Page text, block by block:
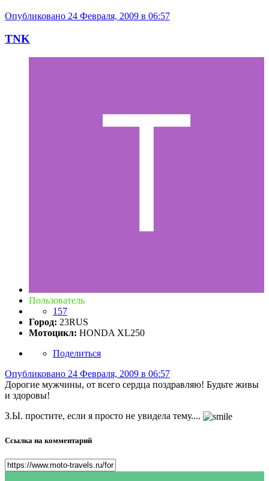
Опубликовано 24 Февраля, 2009 в 06:57
TNK
Пользователь
157
Город: 23RUS
Мотоцикл: HONDA XL250
Поделиться
Опубликовано 24 Февраля, 2009 в 06:57
Дорогие мужчины, от всего сердца поздравляю! Будьте живы
и здоровы!
З.Ы. простите, если я просто не увидела тему....
Ссылка на комментарий